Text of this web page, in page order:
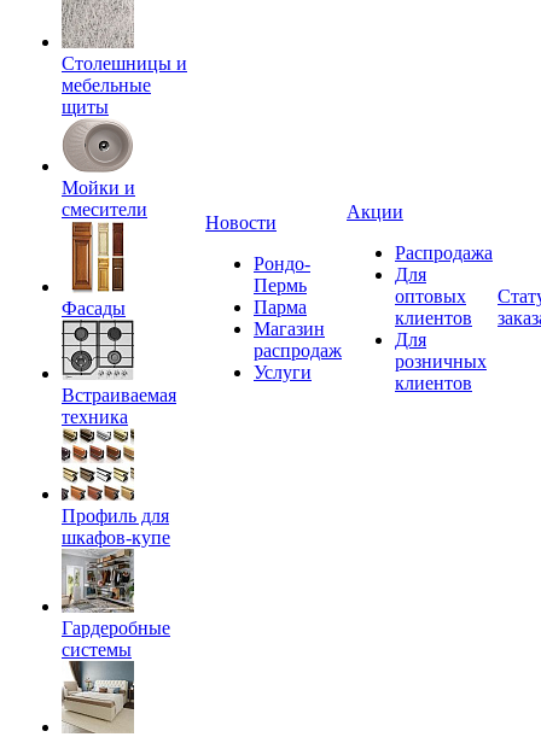
Столешницы и
мебельные
щиты
Мойки и
смесители
Фасады
Встраиваемая
техника
Профиль для
шкафов-купе
Гардеробные
системы
Новости
Рондо-
Пермь
Парма
Магазин
распродаж
Услуги
Акции
Распродажа
Для
оптовых
клиентов
Для
розничных
клиентов